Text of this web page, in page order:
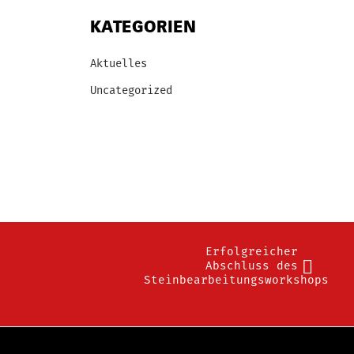
KATEGORIEN
Aktuelles
Uncategorized
Erfolgreicher
Abschluss des
Steinbearbeitungsworkshops